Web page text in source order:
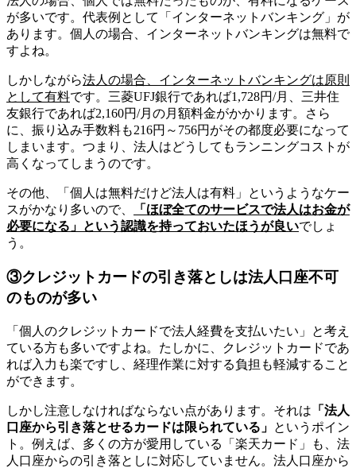
が多いです。代表例として「インターネットバンキング」が
あります。個人の場合、インターネットバンキングは無料で
すよね。
しかしながら法人の場合、インターネットバンキングは原則
として有料です。三菱UFJ銀行であれば1,728円/月、三井住
友銀行であれば2,160円/月の月額料金がかかります。さら
に、振り込み手数料も216円～756円がその都度必要になって
しまいます。つまり、法人はどうしてもランニングコストが
高くなってしまうのです。
その他、「個人は無料だけど法人は有料」というようなケー
スがかなり多いので、
「ほぼ全てのサービスで法人はお金が
必要になる」という認識を持っておいたほうが良いでしょ
う。
③クレジットカードの引き落としは法人口座不可
のものが多い
「個人のクレジットカードで法人経費を支払いたい」と考え
ている方も多いですよね。たしかに、クレジットカードであ
れば入力も楽ですし、経理作業に対する負担も軽減すること
ができます。
しかし注意しなければならない点があります。それは 「法人
口座から引き落とせるカードは限られている」 というポイン
ト。例えば、多くの方が愛用している「楽天カード」も、法
人口座からの引き落としに対応していません。法人口座から